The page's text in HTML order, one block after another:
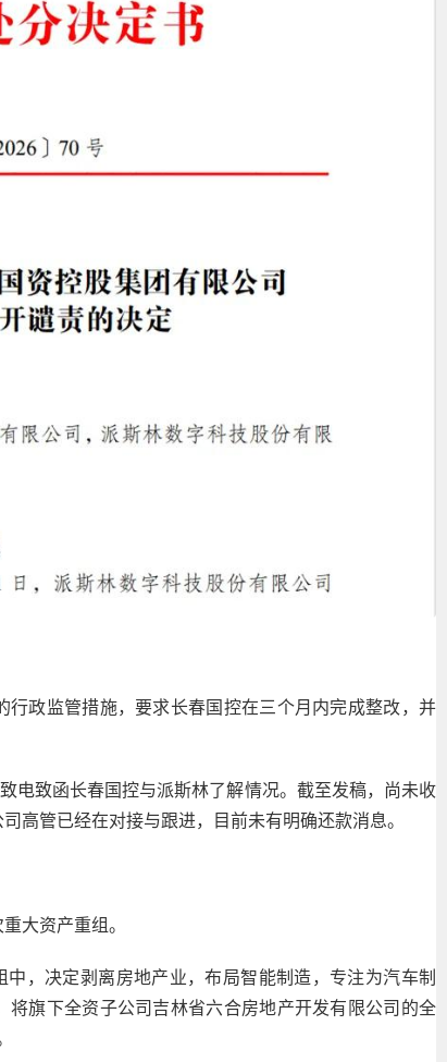
政监管措施，要求长春国控在三个月内完成整改，并
电致函长春国控与派斯林了解情况。截至发稿，尚未收
高管已经在对接与跟进，目前未有明确还款消息。
大资产重组。
，决定剥离房地产业，布局智能制造，专注为汽车制
旗下全资子公司吉林省六合房地产开发有限公司的全